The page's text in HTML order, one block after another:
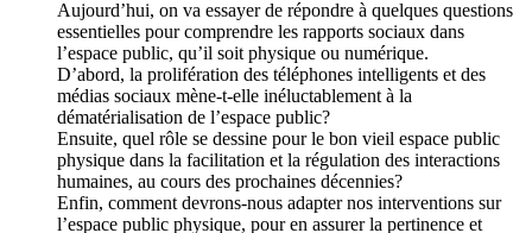
Aujourd’hui, on va essayer de répondre à quelques questions
essentielles pour comprendre les rapports sociaux dans
l’espace public, qu’il soit physique ou numérique.
D’abord, la prolifération des téléphones intelligents et des
médias sociaux mène-t-elle inéluctablement à la
dématérialisation de l’espace public?
Ensuite, quel rôle se dessine pour le bon vieil espace public
physique dans la facilitation et la régulation des interactions
humaines, au cours des prochaines décennies?
Enfin, comment devrons-nous adapter nos interventions sur
l’espace public physique, pour en assurer la pertinence et